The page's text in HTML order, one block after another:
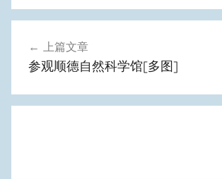
航
上篇文章
参观顺德自然科学馆[多图]